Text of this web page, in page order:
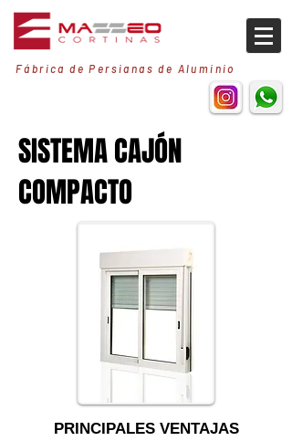
Fábrica de Persianas de Aluminio
SISTEMA CAJÓN
COMPACTO
PRINCIPALES VENTAJAS